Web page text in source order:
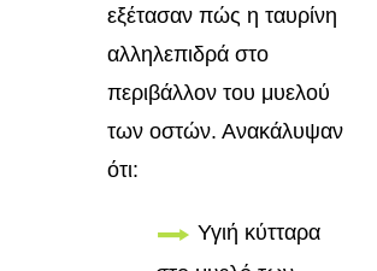
εξέτασαν πώς η ταυρίνη
αλληλεπιδρά στο
περιβάλλον του μυελού
των οστών. Ανακάλυψαν
ότι:
Υγιή κύτταρα